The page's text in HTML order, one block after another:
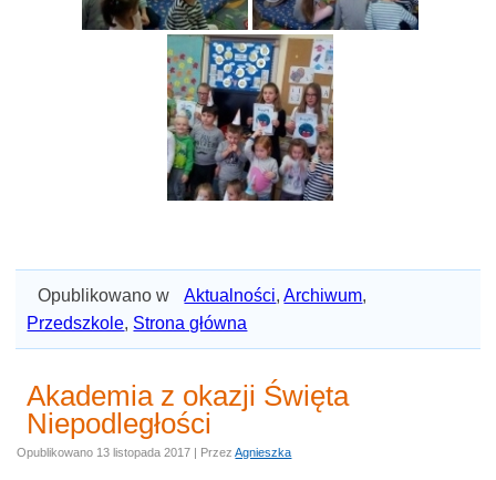
Opublikowano w Aktualności,Archiwum,
Przedszkole, Strona główna
Akademia z okazji Święta
Niepodległości
Opublikowano 13 listopada 2017 | Przez Agnieszka